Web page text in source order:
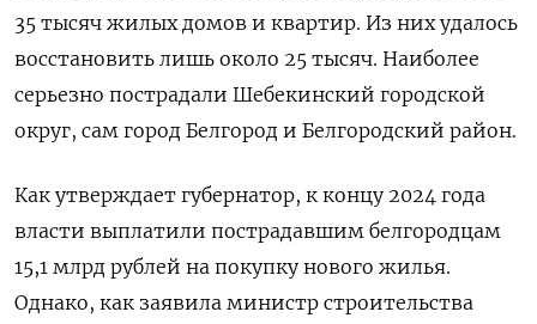
35 тысяч жилых домов и квартир. Из них удалось
восстановить лишь около 25 тысяч. Наиболее
серьезно пострадали Шебекинский городской
округ, сам город Белгород и Белгородский район.
Как утверждает губернатор, к концу 2024 года
власти выплатили пострадавшим белгородцам
15,1 млрд рублей на покупку нового жилья.
Однако, как заявила министр строительства